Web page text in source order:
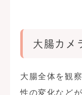
大腸カメ
大腸全体を観
性の変化など